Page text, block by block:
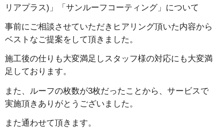
リアプラス)」「サンルーフコーティング」について
事前にご相談させていただきヒアリング頂いた内容から
ベストなご提案をして頂きました。
施工後の仕りも大変満足しスタッフ様の対応にも大変満
足しております。
また、ルーフの枚数が3枚だったことから、サービスで
実施頂きありがとうございました。
また通わせて頂きます。